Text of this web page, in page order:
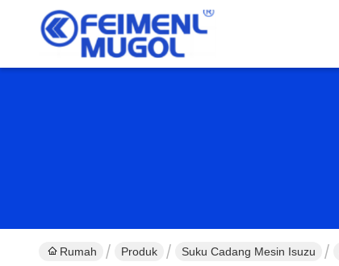
Rumah Produk Suku Cadang Mesin Isuzu